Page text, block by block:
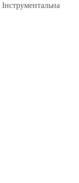
Інструментальна